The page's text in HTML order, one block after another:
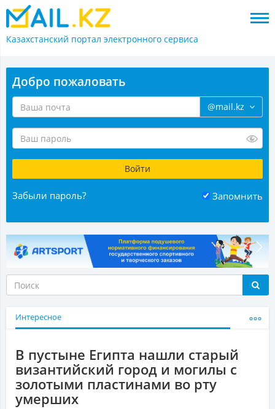
Казахстанский портал электронного сервиса
Добро пожаловать
@mail.kz
Забыли пароль? Запомнить
Интересное
В пустыне Египта нашли старый
византийский город и могилы с
золотыми пластинами во рту
умерших